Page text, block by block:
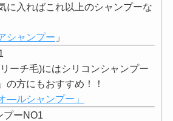
に入ればこれ以上のシャンプーな
シャンプー 」
ーチ毛)にはシリコンシャンプー
の方にもおすすめ！！
―ルシャンプー」
プーNO1